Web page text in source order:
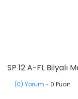
SP 12 A-FL Bilyalı
(0) Yorum - 0 Puan